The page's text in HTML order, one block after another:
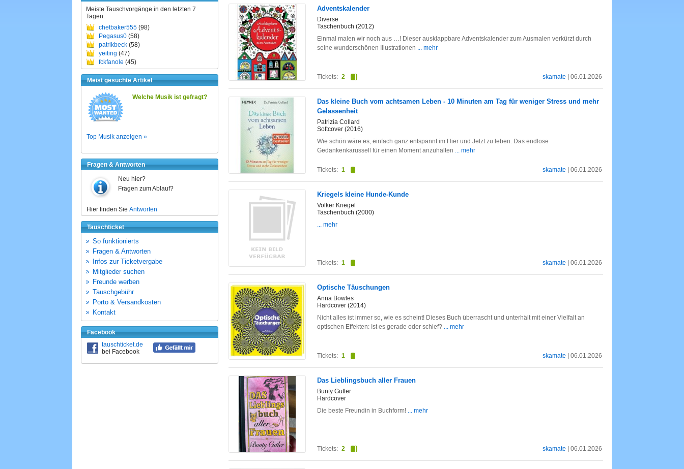
Meiste Tauschvorgänge in den letzten 7
Tagen:
chetbaker555 (98)
Pegasus0 (58)
patrikbeck (58)
yeiting (47)
fckfanole (45)
Meist gesuchte Artikel
Welche Musik ist gefragt?
Top Musik anzeigen »
Fragen & Antworten
Neu hier?
Fragen zum Ablauf?
Hier finden Sie Antworten
Tauschticket
So funktionierts
Fragen & Antworten
Infos zur Ticketvergabe
Mitglieder suchen
Freunde werben
Tauschgebühr
Porto & Versandkosten
Kontakt
Facebook
tauschticket.de
bei Facebook
Adventskalender
Diverse
Taschenbuch (2012)
Einmal malen wir noch aus …! Dieser ausklappbare Adventskalender zum Ausmalen verkürzt durch
seine wunderschönen Illustrationen ... mehr
skamate | 06.01.2026
Tickets: 2
Das kleine Buch vom achtsamen Leben - 10 Minuten am Tag für weniger Stress und mehr
Gelassenheit
Patrizia Collard
Softcover (2016)
Wie schön wäre es, einfach ganz entspannt im Hier und Jetzt zu leben. Das endlose
Gedankenkarussell für einen Moment anzuhalten ... mehr
skamate | 06.01.2026
Tickets: 1
Kriegels kleine Hunde-Kunde
Volker Kriegel
Taschenbuch (2000)
... mehr
skamate | 06.01.2026
Tickets: 1
Optische Täuschungen
Anna Bowles
Hardcover (2014)
Nicht alles ist immer so, wie es scheint! Dieses Buch überrascht und unterhält mit einer Vielfalt an
optischen Effekten: Ist es gerade oder schief? ... mehr
skamate | 06.01.2026
Tickets: 1
Das Lieblingsbuch aller Frauen
Bunty Gutler
Hardcover
Die beste Freundin in Buchform! ... mehr
skamate | 06.01.2026
Tickets: 2